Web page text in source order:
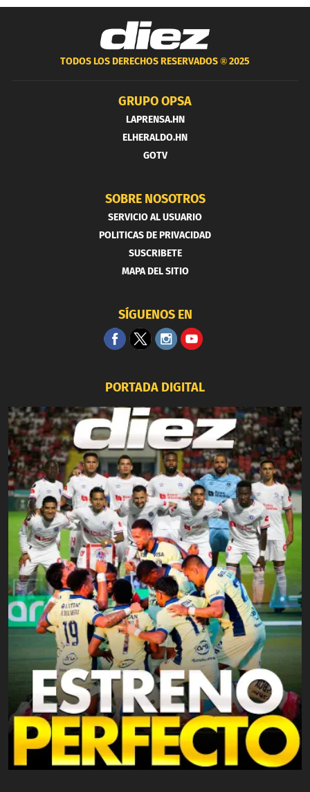
TODOS LOS DERECHOS RESERVADOS ®2025
GRUPO OPSA
LAPRENSA.HN
ELHERALDO.HN
GOTV
SOBRE NOSOTROS
SERVICIO AL USUARIO
POLITICAS DE PRIVACIDAD
SUSCRIBETE
MAPA DEL SITIO
SÍGUENOS EN
PORTADA DIGITAL